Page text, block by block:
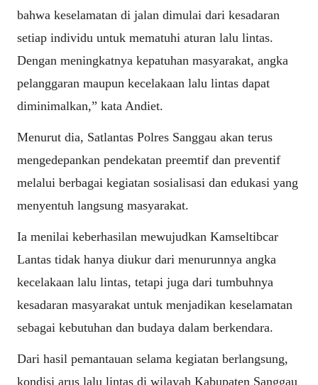
bahwa keselamatan di jalan dimulai dari kesadaran
setiap individu untuk mematuhi aturan lalu lintas.
Dengan meningkatnya kepatuhan masyarakat, angka
pelanggaran maupun kecelakaan lalu lintas dapat
diminimalkan,” kata Andiet.
Menurut dia, Satlantas Polres Sanggau akan terus
mengedepankan pendekatan preemtif dan preventif
melalui berbagai kegiatan sosialisasi dan edukasi yang
menyentuh langsung masyarakat.
Ia menilai keberhasilan mewujudkan Kamseltibcar
Lantas tidak hanya diukur dari menurunnya angka
kecelakaan lalu lintas, tetapi juga dari tumbuhnya
kesadaran masyarakat untuk menjadikan keselamatan
sebagai kebutuhan dan budaya dalam berkendara.
Dari hasil pemantauan selama kegiatan berlangsung,
kondisi arus lalu lintas di wilayah Kabupaten Sanggau